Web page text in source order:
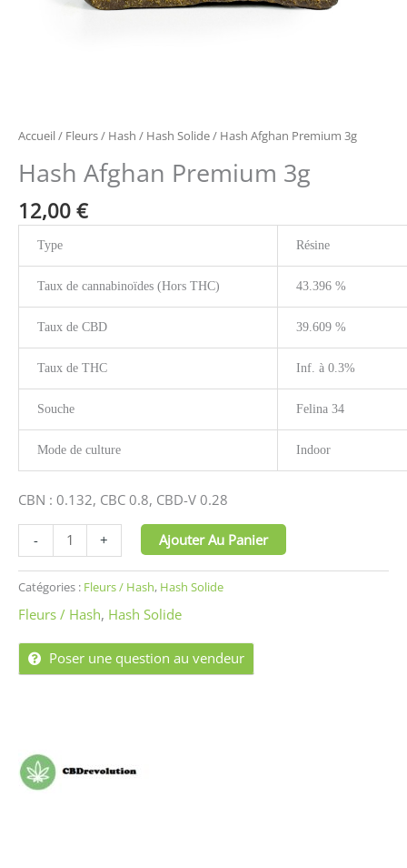
Accueil/ Fleurs / Hash / Hash Solide/ Hash Afghan Premium 3g
Hash Afghan Premium 3g
12,00 €
Type Résine
Taux de cannabinoïdes (Hors THC) 43.396 %
Taux de CBD 39.609 %
Taux de THC Inf. à 0.3%
Souche Felina 34
Mode de culture Indoor
CBN : 0.132, CBC 0.8, CBD-V 0.28
- + Ajouter Au Panier
Catégories : Fleurs / Hash, Hash Solide
Fleurs / Hash, Hash Solide
Poser une question au vendeur